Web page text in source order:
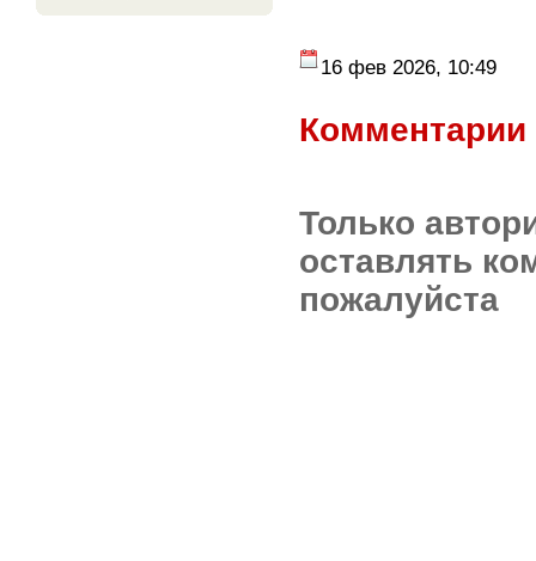
16 фев 2026, 10:49
Комментарии
Только
оставлять
пожалуйста